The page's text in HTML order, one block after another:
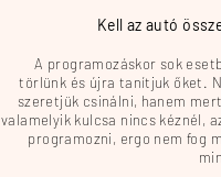
Kell az autó
A programozáskor sok
törlünk és újra tanítjuk őket.
szeretjük csinálni, hanem
valamelyik kulcsa nincs kéznél,
programozni, ergo nem fog